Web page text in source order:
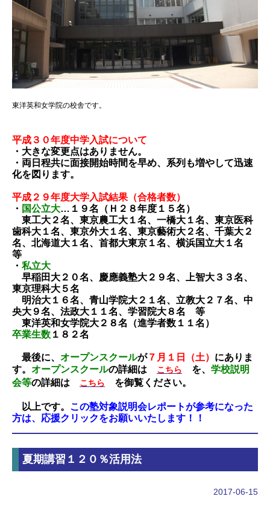
東洋英和女学院の校舎です。
平成３０年度中学入試について
・大きな変更点はありません。
・両日程共に面接開始時間を早め、系列も増やして迅速
化を図ります。
平成２９年度大学入試結果（合格者数）
・ 国公立大…１９名（Ｈ２８年度１５名）
東工大２名、東京農工大１名、一橋大１名、東京医科
歯科大１名、東京外大１名、東京藝術大２名、千葉大２
名、 北海道大 １名、首都大東京１名、横浜国立大１名
等
・ 私立大
早稲田大２０名、慶應義塾大２９名、上智大３３名、
東京理科大５名
明治大１６名、青山学院大２１名、立教大２７名、中
央大９名、法政大１１名、学習院大８名 等
東洋英和女学院大２８名（進学者数１１名）
卒業生数 １８２名
最後に、 オープンスクールが７月１日（土） にありま
す。 オープンスクールの詳細は こちら を、 学校説明
会等の詳細は こちら を御覧ください。
以上です。 この塾対象説明会レポートが参考になった
方は、応援クリックをお願いいたします！！
夏期講習１２０％活用法
2017-06-15